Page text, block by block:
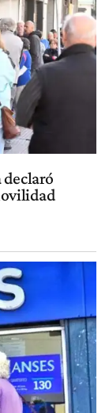
declaró